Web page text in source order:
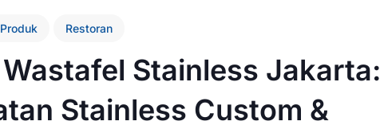
Produk Restoran
Stainless Jakarta:
Stainless Custom &